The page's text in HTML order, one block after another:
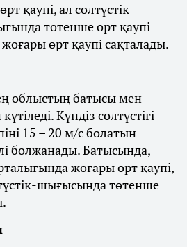
қаупі, ал солтүстік-
төтенше өрт қаупі
өрт қаупі сақталады.
облыстың батысы мен
Күндіз солтүстігі
15 – 20 м/с болатын
болжанады. Батысында,
жоғары өрт қаупі,
шығысында төтенше